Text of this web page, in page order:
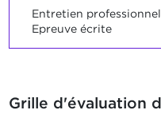
Entretien
Epreuve écrite
Grille d'évaluation